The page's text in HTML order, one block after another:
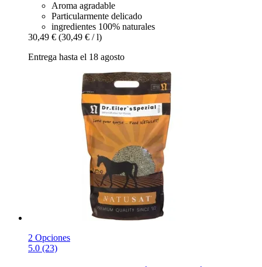
Aroma agradable
Particularmente delicado
ingredientes 100% naturales
30,49 € (30,49 € / l)
Entrega hasta el 18 agosto
2 Opciones
5.0 (23)